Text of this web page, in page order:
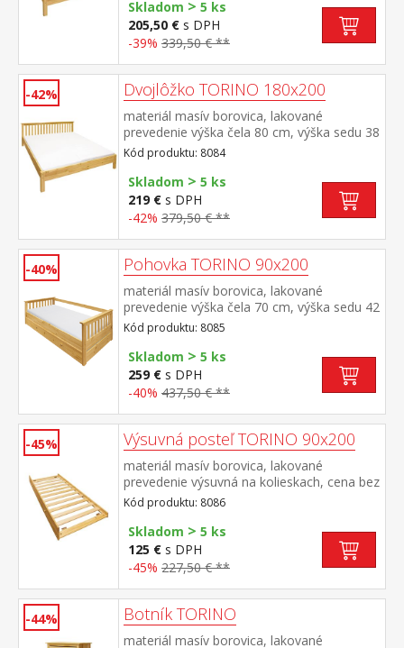
odporúčaný rozmer matraca 160 × 200 cm
alebo 2 kusy 80 × 200 cm a rošt R2
odporúčaná nosnosť do 120 kg na každej
polovici postele
Skladom > 5 ks
205,50 € s DPH
-39% 339,50 € **
-42% Dvojlôžko TORINO 180x200
materiál masív borovica, lakované
prevedenie výška čela 80 cm, výška sedu 38
cm, cena bez roštu a matraca minimálna
odporúčaná výška matraca 15
cm odporúčaný rozmer matraca 180 × 200
cm alebo 2 kusy 90 × 200 cm a rošt R4
alebo 2 kusy R1 odporúčaná nosnosť do
120 kg na každej polovici postele
Kód produktu: 8084
Skladom > 5 ks
219 € s DPH
-42% 379,50 € **
-40% Pohovka TORINO 90x200
materiál masív borovica, lakované
prevedenie výška čela 70 cm, výška sedu 42
cm, cena bez roštu a matraca minimálna
odporúčaná výška matraca 15
cm odporúčaný rozmer matraca 90 × 200
cm a rošt R1 k pohovke možné dokúpiť
výsuvnú prístelku TORINO 8086 alebo
Kód produktu: 8085
Skladom > 5 ks
259 € s DPH
-40% 437,50 € **
-45% Výsuvná posteľ TORINO 90x200
materiál masív borovica, lakované
prevedenie výsuvná na kolieskach, cena bez
matraca maximálna odporúčaná výška
matraca 14 cm odporúčaný rozmer
matraca 90 × 200 cm vhodná ako výsuvná
prísteľka k pohovke TORINO 8085 alebo k
jednolôžku JANA ID30400225
Kód produktu: 8086
Skladom > 5 ks
125 € s DPH
-45% 227,50 € **
-44% Botník TORINO
materiál masív borovica, lakované